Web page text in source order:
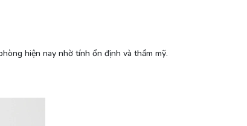
hiện nay nhờ tính ổn định và thẩm mỹ.